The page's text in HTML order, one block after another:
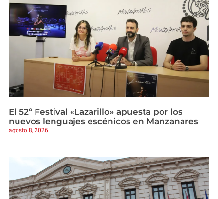
El 52º Festival «Lazarillo» apuesta por los
nuevos lenguajes escénicos en Manzanares
agosto 8, 2026